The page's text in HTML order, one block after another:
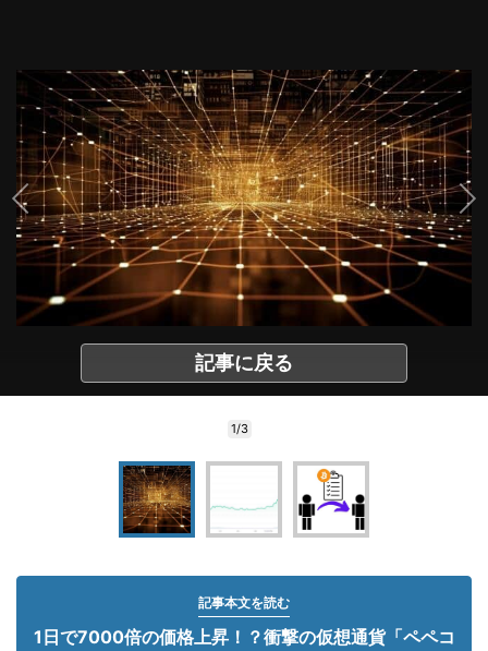
記事に戻る
1/3
記事本文を読む
1日で7000倍の価格上昇！？衝撃の仮想通貨「ペペコ